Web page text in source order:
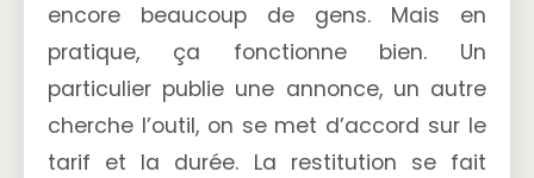
encore beaucoup de gens. Mais en
pratique, ça fonctionne bien. Un
particulier publie une annonce, un autre
cherche l’outil, on se met d’accord sur le
tarif et la durée. La restitution se fait